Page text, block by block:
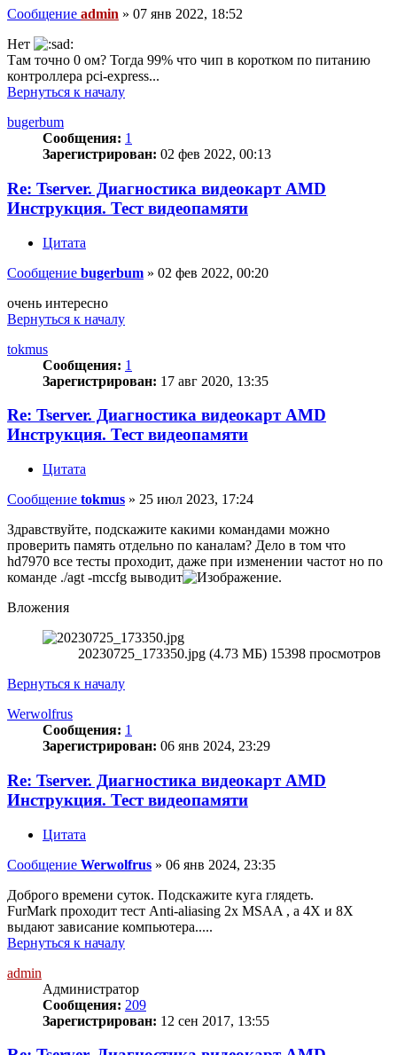
Сообщение admin » 07 янв 2022, 18:52
Нет
Там точно 0 ом? Тогда 99% что чип в коротком по питанию
контроллера pci-express...
Вернуться к началу
bugerbum
Сообщения: 1
Зарегистрирован: 02 фев 2022, 00:13
Re: Tserver. Диагностика видеокарт AMD
Инструкция. Тест видеопамяти
Цитата
Сообщение bugerbum » 02 фев 2022, 00:20
очень интересно
Вернуться к началу
tokmus
Сообщения: 1
Зарегистрирован: 17 авг 2020, 13:35
Re: Tserver. Диагностика видеокарт AMD
Инструкция. Тест видеопамяти
Цитата
Сообщение tokmus » 25 июл 2023, 17:24
Здравствуйте, подскажите какими командами можно
проверить память отдельно по каналам? Дело в том что
hd7970 все тесты проходит, даже при изменении частот но по
команде ./agt -mccfg выводит
.
Вложения
20230725_173350.jpg (4.73 МБ) 15398 просмотров
Вернуться к началу
Werwolfrus
Сообщения: 1
Зарегистрирован: 06 янв 2024, 23:29
Re: Tserver. Диагностика видеокарт AMD
Инструкция. Тест видеопамяти
Цитата
Сообщение Werwolfrus » 06 янв 2024, 23:35
Доброго времени суток. Подскажите куга глядеть.
FurMark проходит тест Anti-aliasing 2x MSAA , а 4Х и 8Х
выдают зависание компьютера.....
Вернуться к началу
admin
Администратор
Сообщения: 209
Зарегистрирован: 12 сен 2017, 13:55